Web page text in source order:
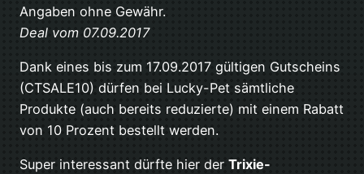
Angaben ohne Gewähr.
Deal vom 07.09.2017
Dank eines bis zum 17.09.2017 gültigen Gutscheins
(CTSALE10) dürfen bei Lucky-Pet sämtliche
Produkte (auch bereits reduzierte) mit einem Rabatt
von 10 Prozent bestellt werden.
Super interessant dürfte hier der Trixie-